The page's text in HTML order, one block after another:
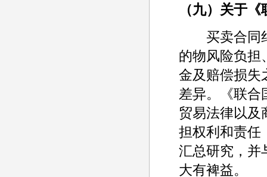
（九）关于
买卖合同纠
的物风险负担
金及赔偿损失
差异。《联合
贸易法律以及
担权利和责任
汇总研究，并
大有裨益。